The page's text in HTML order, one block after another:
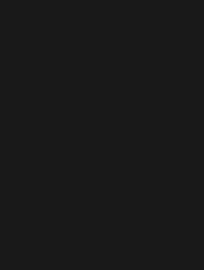
ventana)